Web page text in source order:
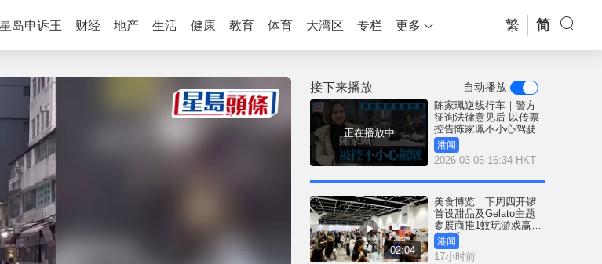
星岛申诉王 财经 地产 生活 健康 教育 体育 大湾区 专栏 更多 繁 简
接下来播放 自动播放
正在播放中
陈家珮逆线行车｜警方
征询法律意见后 以传票
控告陈家珮不小心驾驶
港闻
2026-03-05 16:34 HKT
02:04
美食博览｜下周四开锣
首设甜品及Gelato主题
参展商推1蚊玩游戏赢鲍
鱼吸客
港闻
17小时前